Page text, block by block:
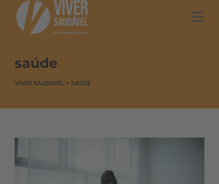
saúde
VIVER SAUDÁVEL > SAÚDE